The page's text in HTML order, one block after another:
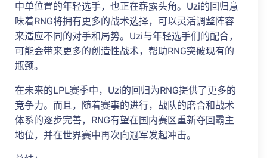
中单位置的年轻选手，也正在崭露头角。Uzi的回归意
味着RNG将拥有更多的战术选择，可以灵活调整阵容
来适应不同的对手和局势。Uzi与年轻选手们的配合，
可能会带来更多的创造性战术，帮助RNG突破现有的
瓶颈。
在未来的LPL赛季中，Uzi的回归为RNG提供了更多的
竞争力。而且，随着赛事的进行，战队的磨合和战术
体系的逐步完善，RNG有望在国内赛区重新夺回霸主
地位，并在世界赛中再次向冠军发起冲击。